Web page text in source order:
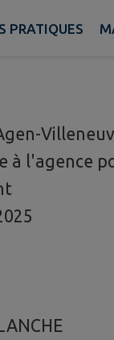
PRATIQUES
à l'agence